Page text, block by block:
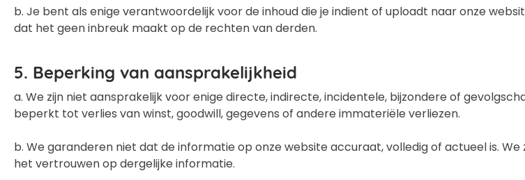
b. Je bent als enige verantwoordelijk voor de inhoud die je indient of uploadt naar onze
dat het geen inbreuk maakt op de rechten van derden.
5. Beperking van aansprakelijkheid
a. We zijn niet aansprakelijk voor enige directe, indirecte, incidentele, bijzondere of
beperkt tot verlies van winst, goodwill, gegevens of andere immateriële verliezen.
b. We garanderen niet dat de informatie op onze website accuraat, volledig of actueel is.
het vertrouwen op dergelijke informatie.